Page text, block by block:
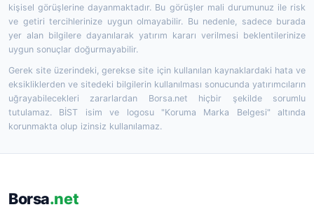
kişisel görüşlerine dayanmaktadır. Bu görüşler mali durumunuz ile risk
ve getiri tercihlerinize uygun olmayabilir. Bu nedenle, sadece burada
yer alan bilgilere dayanılarak yatırım kararı verilmesi beklentilerinize
uygun sonuçlar doğurmayabilir.
Gerek site üzerindeki, gerekse site için kullanılan kaynaklardaki hata ve
eksikliklerden ve sitedeki bilgilerin kullanılması sonucunda yatırımcıların
uğrayabilecekleri zararlardan Borsa.net hiçbir şekilde sorumlu
tutulamaz. BİST isim ve logosu "Koruma Marka Belgesi" altında
korunmakta olup izinsiz kullanılamaz.
Borsa.net